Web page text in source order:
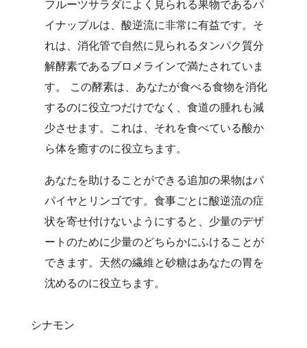
フルーツサラダによく見られる果物であるパ
イナップルは、酸逆流に非常に有益です。そ
れは、消化管で自然に見られるタンパク質分
解酵素であるブロメラインで満たされていま
す。 この酵素は、あなたが食べる食物を消化
するのに役立つだけでなく、食道の腫れも減
少させます。これは、それを食べている酸か
ら体を癒すのに役立ちます。
あなたを助けることができる追加の果物はパ
パイヤとリンゴです。食事ごとに酸逆流の症
状を寄せ付けないようにすると、少量のデザ
ートのために少量のどちらかにふけることが
できます。天然の繊維と砂糖はあなたの胃を
沈めるのに役立ちます。
シナモン